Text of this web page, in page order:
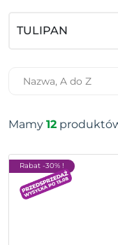
TULIPAN
Mamy 12
Rabat -30% !